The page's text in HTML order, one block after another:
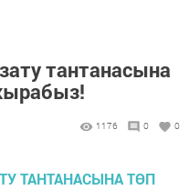
тантанасына
1176 0 0